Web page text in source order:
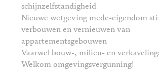
schijnzelfstandigheid
Nieuwe wetgeving mede-eigendom
verbouwen en vernieuwen van
appartementsgebouwen
Vaarwel bouw-, milieu- en
Welkom omgevingsvergunning!